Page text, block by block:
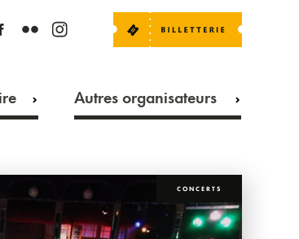
Autres organisateurs
CONCERTS